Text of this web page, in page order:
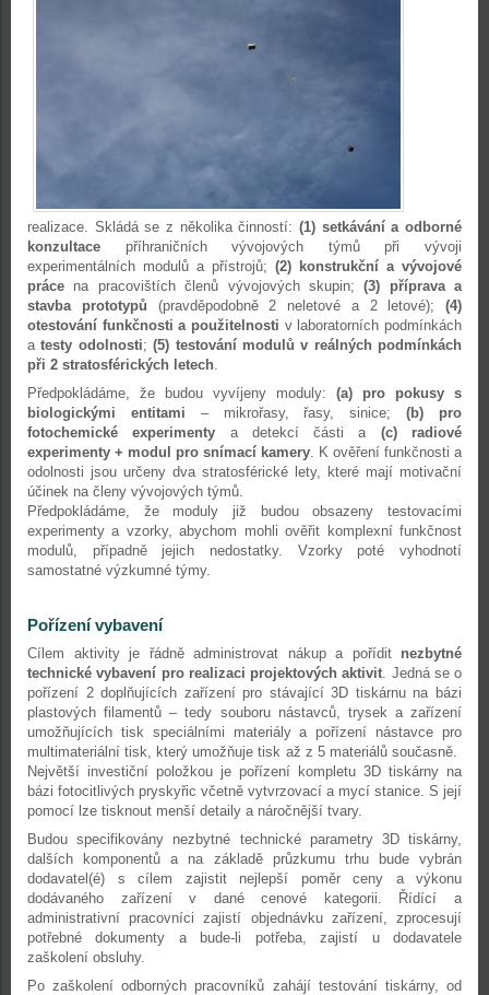
realizace. Skládá se z několika činností: (1) setkávání a odborné
konzultace příhraničních vývojových týmů při vývoji
experimentálních modulů a přístrojů; (2) konstrukční a vývojové
práce na pracovištích členů vývojových skupin;(3) příprava a
stavba prototypů (pravděpodobně 2 neletové a 2 letové); (4)
otestování funkčnosti a použitelnosti v laboratorních podmínkách
a testy odolnosti;(5) testování modulů v reálných podmínkách
při 2 stratosférických letech
Předpokládáme, že budou vyvíjeny moduly: (a) pro pokusy s
biologickými entitami – mikrořasy, řasy, sinice;(b) pro
fotochemické experimenty a detekcí části a (c) radiové
experimenty + modul pro snímací kamery . K ověření funkčnosti a
odolnosti jsou určeny dva stratosférické lety, které mají motivační
účinek na členy vývojových týmů.
Předpokládáme, že moduly již budou obsazeny testovacími
experimenty a vzorky, abychom mohli ověřit komplexní funkčnost
modulů, případně jejich nedostatky. Vzorky poté vyhodnotí
samostatné výzkumné týmy.
Pořízení vybavení
Cílem aktivity je řádně administrovat nákup a pořídit nezbytné
technické vybavení pro realizaci projektových aktivit . Jedná se o
pořízení 2 doplňujících zařízení pro stávající 3D tiskárnu na bázi
plastových filamentů – tedy souboru nástavců, trysek a zařízení
umožňujících tisk speciálními materiály a pořízení nástavce pro
multimateriální tisk, který umožňuje tisk až z 5 materiálů současně.
Největší investiční položkou je pořízení kompletu 3D tiskárny na
bázi fotocitlivých pryskyřic včetně vytvrzovací a mycí stanice. S její
pomocí lze tisknout menší detaily a náročnější tvary.
Budou specifikovány nezbytné technické parametry 3D tiskárny,
dalších komponentů a na základě průzkumu trhu bude vybrán
dodavatel(é) s cílem zajistit nejlepší poměr ceny a výkonu
dodávaného zařízení v dané cenové kategorii. Řídící a
administrativní pracovníci zajistí objednávku zařízení, zprocesují
potřebné dokumenty a bude-li potřeba, zajistí u dodavatele
zaškolení obsluhy.
Po zaškolení odborných pracovníků zahájí testování tiskárny, od